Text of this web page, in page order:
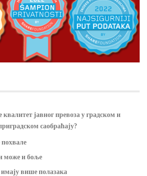
квалитет јавног превоза у градском и
саобраћају?
похвале
може и боље
више полазака